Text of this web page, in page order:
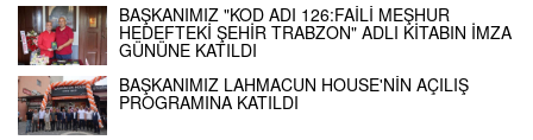
BAŞKANIMIZ "KOD ADI 126:FAİLİ MEŞHUR
HEDEFTEKİ ŞEHİR TRABZON" ADLI KİTABIN İMZA
GÜNÜNE KATILDI
BAŞKANIMIZ LAHMACUN HOUSE'NİN AÇILIŞ
PROGRAMINA KATILDI